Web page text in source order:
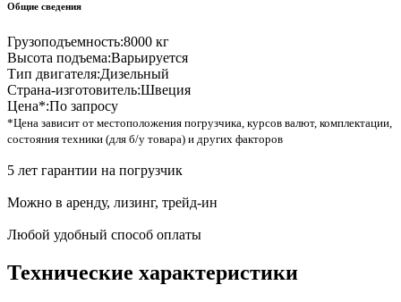
Общие сведения
Грузоподъемность:8000 кг
Высота подъема:Варьируется
Тип двигателя:Дизельный
Страна-изготовитель:Швеция
Цена*:По запросу
*Цена зависит от местоположения погрузчика, курсов валют, комплектации,
состояния техники (для б/у товара) и других факторов
5 лет гарантии на погрузчик
Можно в аренду, лизинг, трейд-ин
Любой удобный способ оплаты
Технические характеристики